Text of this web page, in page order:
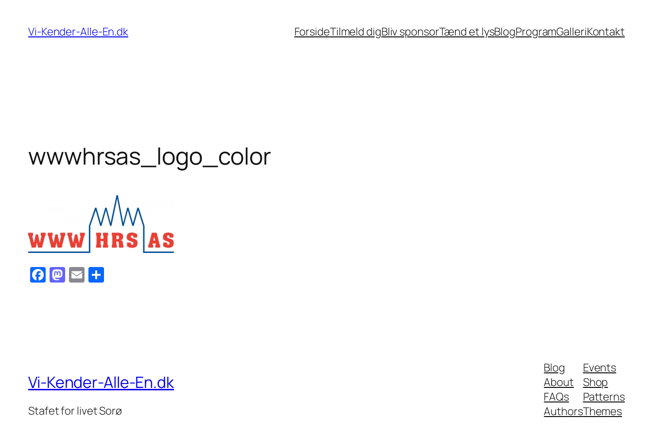
indhold
Vi-Kender-Alle-En.dk ForsideTilmeld digBliv sponsorTænd et lysBlogProgramGalleriKontakt
wwwhrsas_logo_color
Facebook
Mastodon
Email
Vi-Kender-Alle-En.dk
Stafet for livet Sorø
Blog
About
FAQs
Authors
Events
Shop
Patterns
Themes